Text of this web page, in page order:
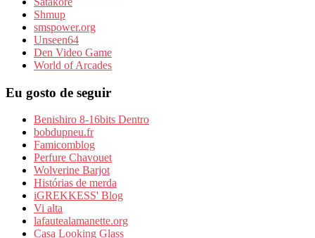
Shmup
smspower.org
Unseen64
Den Video Game
World of Arcades
Eu gosto de seguir
Benishiro 8-16bits Dentro
bobdupneu.fr
Famicomblog
Perfure Chavouet
Wolverine Barjot
Histórias de merda
iGREKKESS' Blog
Vi alta
lafautealamanette.org
Casa Looking Glass